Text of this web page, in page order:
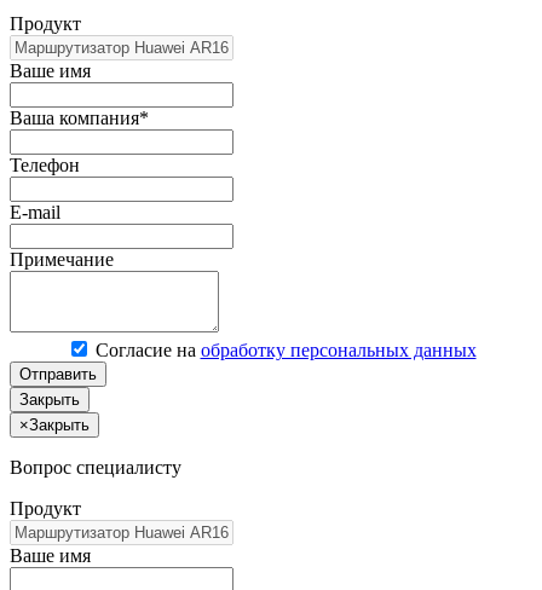
Продукт
Ваше имя
Ваша компания*
Телефон
E-mail
Примечание
Согласие на обработку персональных данных
Отправить
Закрыть
×Закрыть
Вопрос специалисту
Продукт
Ваше имя